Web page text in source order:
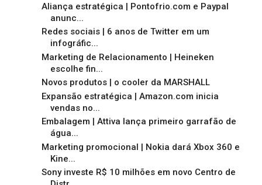
Aliança estratégica | Pontofrio.com e Paypal
anunc...
Redes sociais | 6 anos de Twitter em um
infográfic...
Marketing de Relacionamento | Heineken
escolhe fin...
Novos produtos | o cooler da MARSHALL
Expansão estratégica | Amazon.com inicia
vendas no...
Embalagem | Attiva lança primeiro garrafão de
água...
Marketing promocional | Nokia dará Xbox 360 e
Kine...
Sony investe R$ 10 milhões em novo Centro de